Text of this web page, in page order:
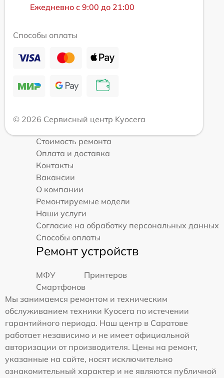
Ежедневно с 9:00 до 21:00
Способы оплаты
© 2026 Сервисный центр Kyocera
Стоимость ремонта
Оплата и доставка
Контакты
Вакансии
О компании
Ремонтируемые модели
Наши услуги
Согласие на обработку персональных данных
Способы оплаты
Ремонт устройств
МФУ
Принтеров
Смартфонов
Мы занимаемся ремонтом и техническим
обслуживанием техники Kyocera по истечении
гарантийного периода. Наш центр в Саратове
работает независимо и не имеет официальной
авторизации от производителя. Цены на ремонт,
указанные на сайте, носят исключительно
ознакомительный характер и не являются публичной